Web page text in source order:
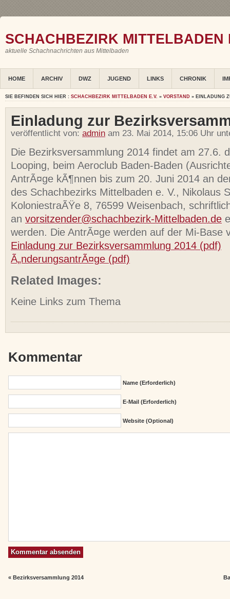
SCHACHBEZIRK MITTELBADEN
aktuelle Schachnachrichten aus Mittelbaden
HOME ARCHIV DWZ JUGEND LINKS CHRONIK
SIE BEFINDEN SICH HIER : SCHACHBEZIRK MITTELBADEN E.V. » VORSTAND » EINLADUNG
Einladung zur
veröffentlicht von: admin am 23. Mai 2014, 15:06 Uhr
Die Bezirksversammlung 2014 findet am 27.6.
Looping, beim Aeroclub Baden-Baden
AntrÃ¤ge kÃ¶nnen bis zum 20. Juni 2014 an
des Schachbezirks Mittelbaden e. V., Nikolaus
KoloniestraÃŸe 8, 76599 Weisenbach,
an vorsitzender@schachbezirk-Mittelbaden.de
werden. Die AntrÃ¤ge werden auf der Mi-Base
Einladung zur Bezirksversammlung 2014 (pdf)
Ã„nderungsantrÃ¤ge (pdf)
Related Images:
Keine Links zum Thema
Kommentar
Name (erforderlich)
E-Mail (erforderlich)
Website (Optional)
«Bezirksversammlung 2014